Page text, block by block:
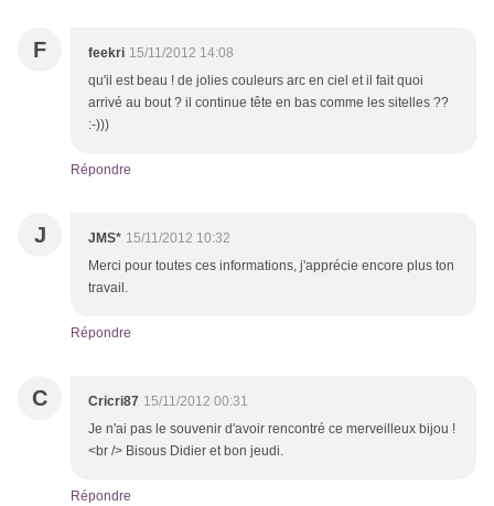
F feekri 15/11/2012 14:08
qu'il est beau ! de jolies couleurs arc en ciel et il fait quoi
arrivé au bout ? il continue tête en bas comme les sitelles ??
:-)))
Répondre
J JMS* 15/11/2012 10:32
Merci pour toutes ces informations, j'apprécie encore plus ton
travail.
Répondre
C Cricri87 15/11/2012 00:31
Je n'ai pas le souvenir d'avoir rencontré ce merveilleux bijou !
<br /> Bisous Didier et bon jeudi.
Répondre